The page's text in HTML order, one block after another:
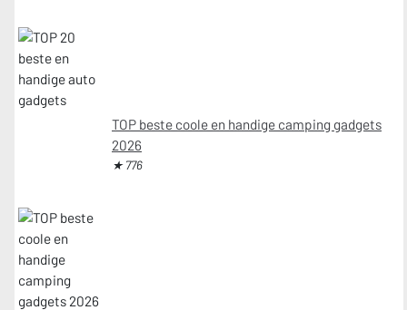
TOP beste coole en handige camping gadgets
2026
★ 776